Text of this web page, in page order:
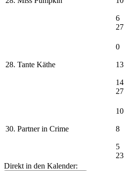
6
27
28. Tante Käthe
0
13
14
27
30. Partner in Crime
10
8
5
23
Direkt in den Kalender: